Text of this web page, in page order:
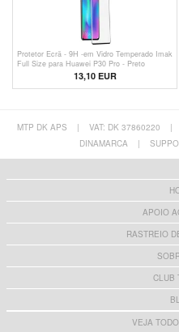
Protetor Ecrã - 9H -em Vidro Temperado Imak
Full Size para Huawei P30 Pro - Preto
13,10 EUR
MTP DK APS | VAT: DK 37860220 |
DINAMARCA
|
APOIO
RASTREIO
CLUB
VEJA